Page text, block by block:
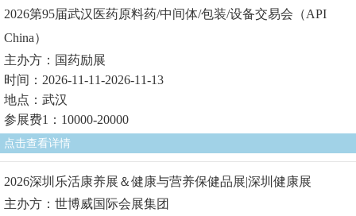
2026第95届武汉医药原料药/中间体/包装/设备交易会（API
China）
主办方：国药励展
时间：2026-11-11-2026-11-13
地点：武汉
参展费1：10000-20000
点击查看详情
2026深圳乐活康养展＆健康与营养保健品展|深圳健康展
主办方：世博威国际会展集团